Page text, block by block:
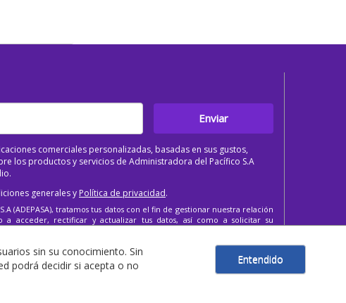
Enviar
comerciales personalizadas, basadas en sus gustos,
los productos y servicios de Administradora del Pacífico S.A
generales y Política de privacidad.
(ADEPASA), tratamos tus datos con el fin de gestionar nuestra relación
a acceder, rectificar y actualizar tus datos, así como a solicitar su
sin su conocimiento. Sin
podrá decidir si acepta o no
Entendido